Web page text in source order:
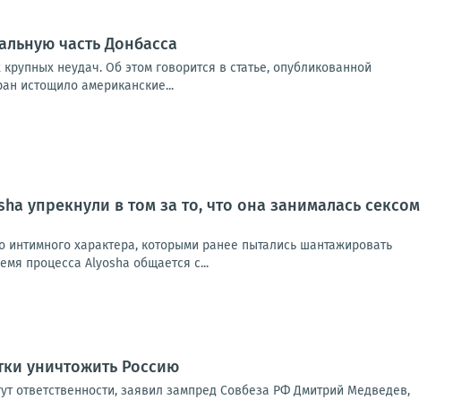
часть Донбасса
неудач. Об этом говорится в статье, опубликованной
истощило американские...
упрекнули в том за то, что она занималась сексом
характера, которыми ранее пытались шантажировать
процесса Alyosha общается с...
уничтожить Россию
ответственности, заявил зампред Совбеза РФ Дмитрий Медведев,